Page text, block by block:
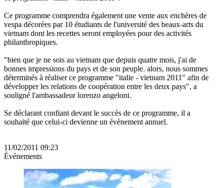
Ce programme comprendra également une vente aux enchères de
vespa décorées par 10 étudiants de l'université des beaux-arts du
vietnam dont les recettes seront employées pour des activités
philanthropiques.
"bien que je ne sois au vietnam que depuis quatre mois, j'ai de
bonnes impressions du pays et de son peuple. alors, nous sommes
déterminés à réaliser ce programme "italie - vietnam 2011" afin de
développer les relations de coopération entre les deux pays", a
souligné l'ambassadeur lorenzo angeloni.
Se déclarant confiant devant le succès de ce programme, il a
souhaité que celui-ci devienne un évènement annuel.
11/02/2011 09:23
Événements